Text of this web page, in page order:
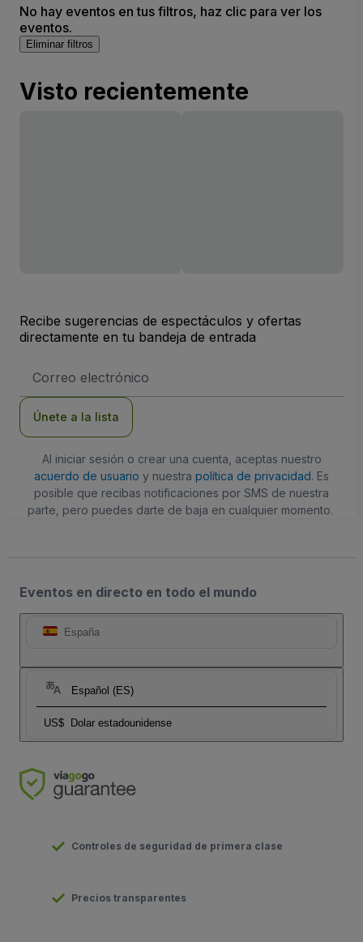
No hay eventos en tus filtros, haz clic para ver los
eventos.
Eliminar filtros
Visto recientemente
Recibe sugerencias de espectáculos y ofertas
directamente en tu bandeja de entrada
de
Únete a la lista
Al iniciar sesión o crear una cuenta, aceptas nuestro
acuerdo de usuario y nuestra política de privacidad. Es
posible que recibas notificaciones por SMS de nuestra
parte, pero puedes darte de baja en cualquier momento.
Eventos en directo en todo el mundo
España
Español (ES)
US$ Dolar estadounidense
Controles de seguridad de primera clase
Precios transparentes